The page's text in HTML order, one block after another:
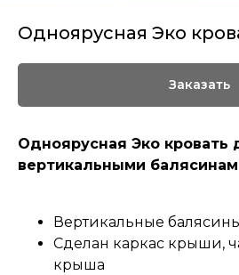
Одноярусная Эко
Заказать
Одноярусная Эко кровать
вертикальными
Вертикальные
Сделан каркас крыши,
крыша